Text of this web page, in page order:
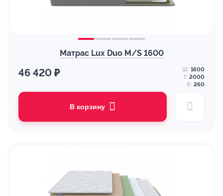
Матрас Lux Duo M/S 1600
46 420 ₽ Ш: 1600
Г: 2000
В: 260
В корзину